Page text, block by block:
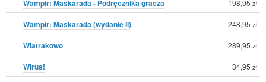
Wampir: Maskarada - Podręcznika gracza 198,95 zł
Wampir: Maskarada (wydanie II) 248,95 zł
Wiatrakowo 289,95 zł
Wirus! 34,95 zł